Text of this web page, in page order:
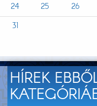
24
25 26
31
HÍREK